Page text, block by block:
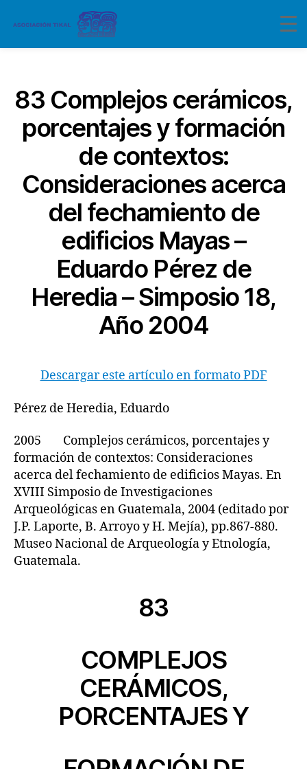
83 Complejos cerámicos,
porcentajes y formación
de contextos:
Consideraciones acerca
del fechamiento de
edificios Mayas –
Eduardo Pérez de
Heredia – Simposio 18,
Año 2004
Descargar este artículo en formato PDF
Pérez de Heredia, Eduardo
2005 Complejos cerámicos, porcentajes y
formación de contextos: Consideraciones
acerca del fechamiento de edificios Mayas. En
XVIII Simposio de Investigaciones
Arqueológicas en Guatemala, 2004 (editado por
J.P. Laporte, B. Arroyo y H. Mejía), pp.867-880.
Museo Nacional de Arqueología y Etnología,
Guatemala.
83
COMPLEJOS
CERÁMICOS,
PORCENTAJES Y